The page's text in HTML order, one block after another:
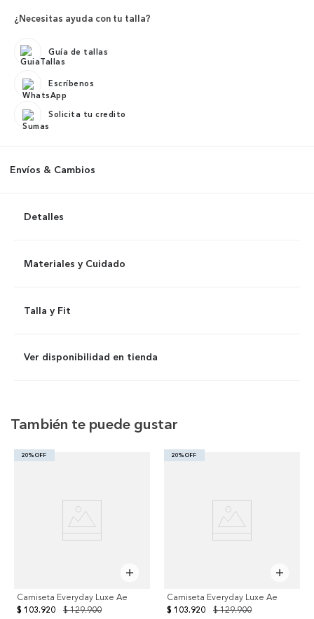
¿Necesitas ayuda con tu talla?
Guía de tallas
Escríbenos
Solicita tu credito
Envíos & Cambios
Detalles
Materiales y Cuidado
Talla y Fit
Ver disponibilidad en tienda
También te puede gustar
20% OFF
Camiseta Everyday Luxe Ae
$ 129.900
$ 103.920
20% OFF
Camiseta Everyday Luxe Ae
$ 129.900
$ 103.920